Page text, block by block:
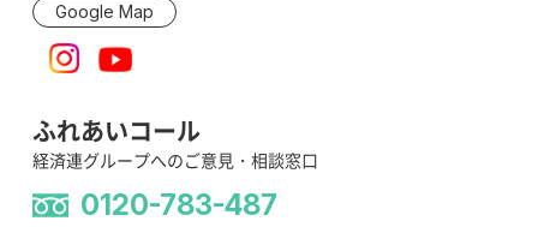
Google Map
ふれあいコール
経済連グループへのご意見・相談窓口
0120-783-487